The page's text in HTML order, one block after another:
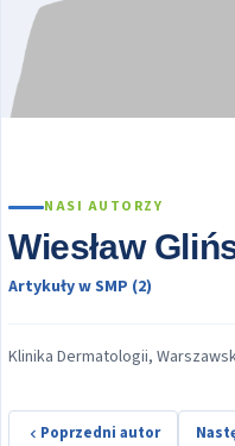
NASI AUTORZY
Wiesław
Artykuły w SMP (2)
Klinika Dermatologii,
Poprzedni autor